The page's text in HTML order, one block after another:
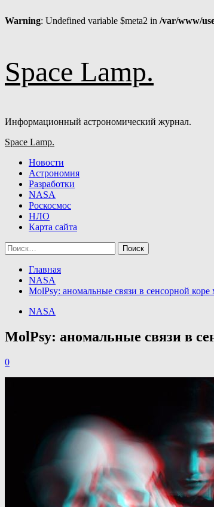
Warning: Undefined variable $meta2 in /var/www/
к
содержимому
Space Lamp.
Информационный астрономический журнал.
Основное
Space Lamp.
Новости
Астрономия
Разработки
NASA
Роскосмос
НЛО
Карта сайта
Найти:
Главная
NASA
MolPsy: аномальные связи в сенсорной коре
NASA
MolPsy: аномальные связи в
0